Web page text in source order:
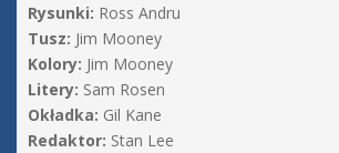
Rysunki: Ross Andru
Tusz: Jim Mooney
Kolory: Jim Mooney
Litery: Sam Rosen
Okładka: Gil Kane
Redaktor: Stan Lee